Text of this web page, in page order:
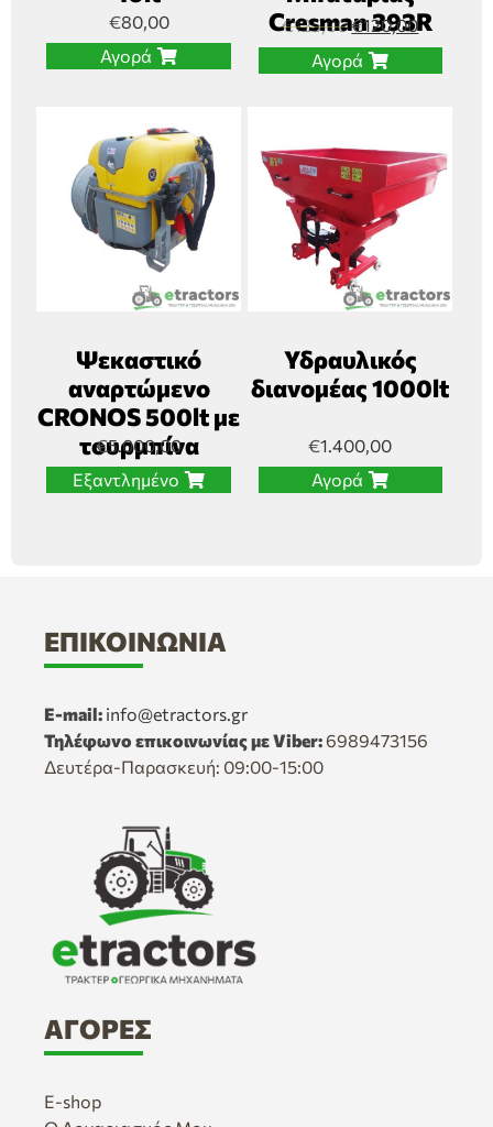
€80,00
Αγορά
Cresman 393R
€125,00€120,00
Αγορά
Ψεκαστικό
αναρτώμενο
CRONOS 500lt με
τουρμπίνα
€5.000,00
Εξαντλημένο
Υδραυλικός
διανομέας 1000lt
€1.400,00
Αγορά
ΕΠΙΚΟΙΝΩΝΊΑ
E-mail: info@etractors.gr
Τηλέφωνο επικοινωνίας με Viber: 6989473156
Δευτέρα-Παρασκευή: 09:00-15:00
ΑΓΟΡΈΣ
E-shop